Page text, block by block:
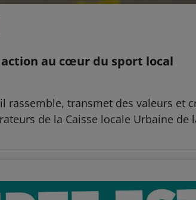
action au cœur du sport local
transmet des valeurs et
de la Caisse locale Urbaine de